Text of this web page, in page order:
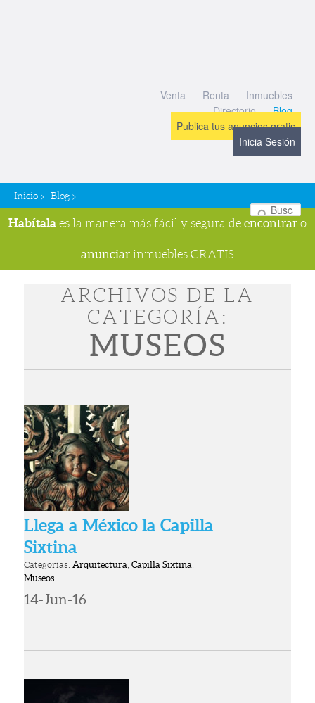
Venta Renta
Inmuebles
Directorio
Blog
Publica tus anuncios gratis
Inicia Sesión
Inicio > Blog >
Habítala es la manera más fácil y segura de encontrar o
anunciar inmuebles GRATIS
ARCHIVOS DE LA
CATEGORÍA:
MUSEOS
Llega a México la Capilla
Sixtina
Categorías:Arquitectura,Capilla Sixtina,
Museos
14-Jun-16